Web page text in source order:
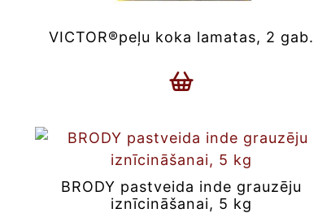
VICTOR®peļu koka lamatas, 2 gab.
BRODY pastveida inde grauzēju
iznīcināšanai, 5 kg